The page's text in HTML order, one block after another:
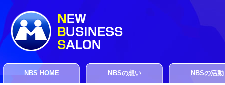
NBS HOME NBSの想い NBSの活動